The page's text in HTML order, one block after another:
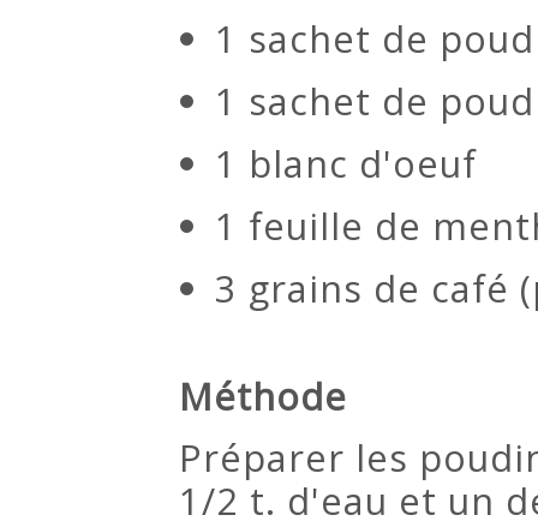
1 sachet de
1 sachet de
1 blanc d'oeuf
1 feuille de
3 grains de café
Méthode
Préparer les
1/2 t. d'eau et un